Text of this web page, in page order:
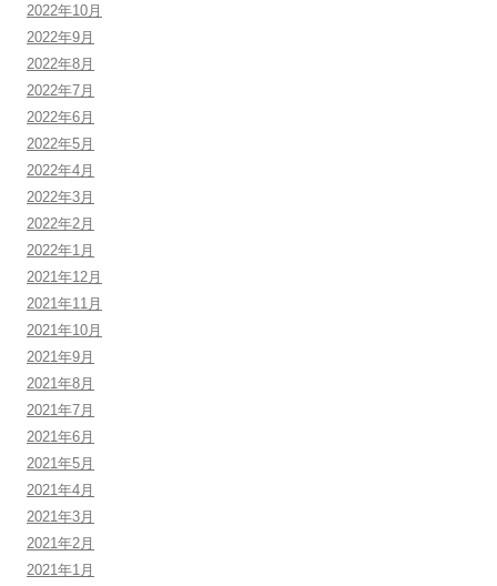
2022年10月
2022年9月
2022年8月
2022年7月
2022年6月
2022年5月
2022年4月
2022年3月
2022年2月
2022年1月
2021年12月
2021年11月
2021年10月
2021年9月
2021年8月
2021年7月
2021年6月
2021年5月
2021年4月
2021年3月
2021年2月
2021年1月